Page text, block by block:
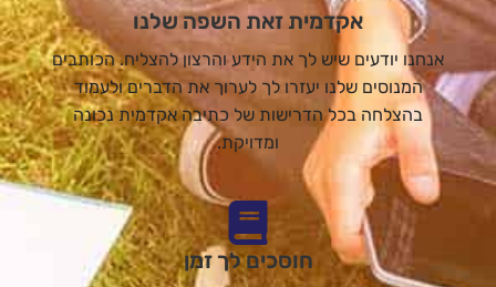
אקדמית זאת השפה שלנו
אנחנו יודעים שיש לך את הידע והרצון להצליח. הכותבים
המנוסים שלנו יעזרו לך לערוך את הדברים ולעמוד
בהצלחה בכל הדרישות של כתיבה אקדמית נכונה
ומדויקת.
חוסכים לך זמן